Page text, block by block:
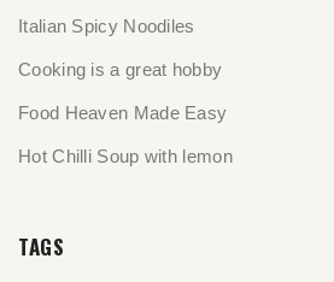
Italian Spicy Noodiles
Cooking is a great hobby
Food Heaven Made Easy
Hot Chilli Soup with lemon
TAGS